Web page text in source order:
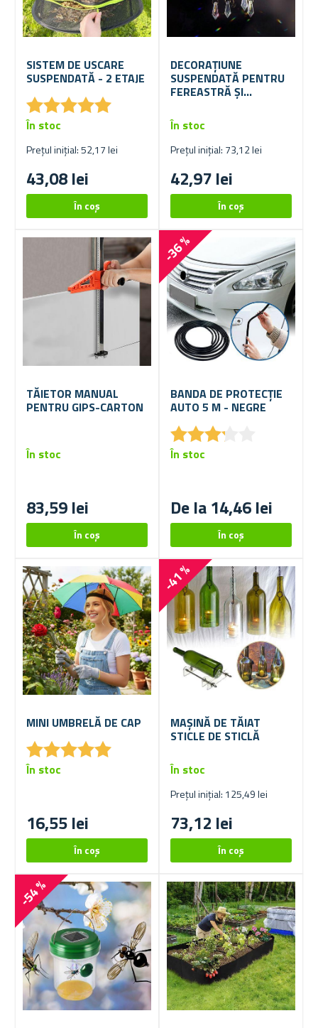
SISTEM DE USCARE
SUSPENDATĂ - 2 ETAJE
★★★★★
★★★★★
Prețul inițial: 52,17 lei
43,08 lei
În stoc
DECORAȚIUNE
SUSPENDATĂ PENTRU
FEREASTRĂ ȘI
DE SOARE
Prețul inițial: 73,12 lei
42,97 lei
În stoc
TĂIETOR MANUAL
PENTRU GIPS-CARTON
83,59 lei
În stoc
-36 %
BANDA DE PROTECȚIE
AUTO 5 M - NEGRE
★★★★
★★★★
De la 14,46 lei
În stoc
MINI UMBRELĂ DE CAP
★★★★★
★★★★★
16,55 lei
În stoc
-41 %
MAȘINĂ DE TĂIAT
STICLE DE STICLĂ
Prețul inițial: 125,49 lei
73,12 lei
În stoc
-54 %